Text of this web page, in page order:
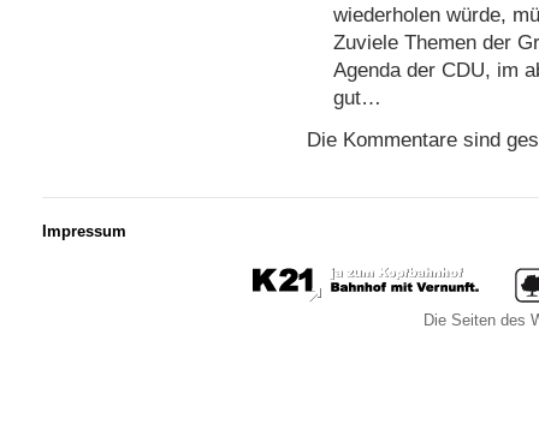
wiederholen würde,
Zuviele Themen der
Agenda der CDU, im
gut…
Die Kommentare sind
Impressum
Die Seiten des